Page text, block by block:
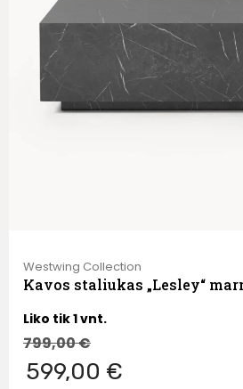
Westwing Collection
Kavos staliukas „Lesley“
Liko tik 1 vnt.
799,00€
599,00 €